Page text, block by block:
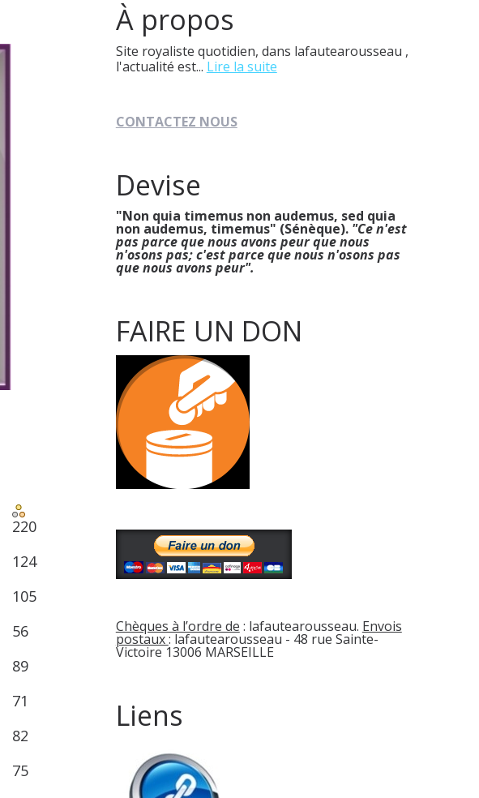
220
124
105
56
89
71
82
75
À propos
Site royaliste quotidien, dans lafautearousseau ,
l'actualité est... Lire la suite
CONTACTEZ NOUS
Devise
"Non quia timemus non audemus, sed quia
non audemus, timemus" (Sénèque). "Ce n'est
pas parce que nous avons peur que nous
n'osons pas; c'est parce que nous n'osons pas
que nous avons peur".
FAIRE UN DON
Chèques à l’ordre de : lafautearousseau. Envois
postaux: lafautearousseau - 48 rue Sainte-
Victoire 13006 MARSEILLE
Liens